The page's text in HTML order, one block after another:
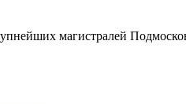
магистралей